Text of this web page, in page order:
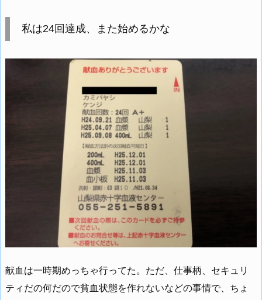
私は24回達成、また始めるかな
献血は一時期めっちゃ行ってた。ただ、仕事柄、セキュリ
ティだの何だので貧血状態を作れないなどの事情で、ちょ